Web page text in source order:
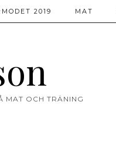
MAT OCH TRÄNING
2019 MAT